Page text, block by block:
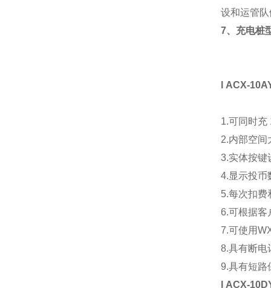
设和运管
7、充电桩
ACX-
1.可同时充
2.内部空间
3.实体按键
4.显示投币
5.每次扣费
6.可根据客
7.可使用
8.具有断电
9.具有短路
ACX-